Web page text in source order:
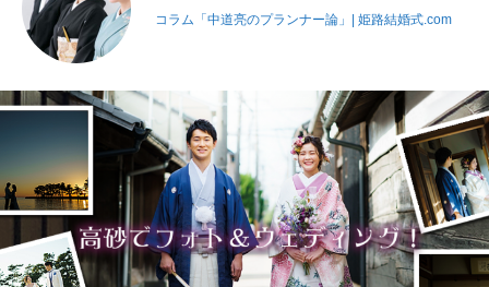
コラム「中道亮のプランナー論」| 姫路結婚式.com